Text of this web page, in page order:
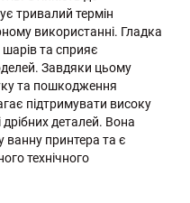
тривалий термін
використанні. Гладка
та сприяє
Завдяки цьому
та пошкодження
підтримувати високу
дрібних деталей. Вона
ванну принтера та є
технічного